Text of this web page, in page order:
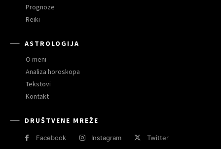
Prognoze
Reiki
ASTROLOGIJA
O meni
Analiza horoskopa
Tekstovi
Kontakt
DRUŠTVENE MREŽE
Facebook Instagram Twitter